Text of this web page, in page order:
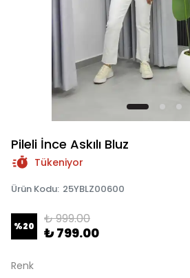
Pileli İnce Askılı Bluz
Tükeniyor
Ürün Kodu: 25YBLZ00600
%20 ₺ 999.00
₺ 799.00
Renk